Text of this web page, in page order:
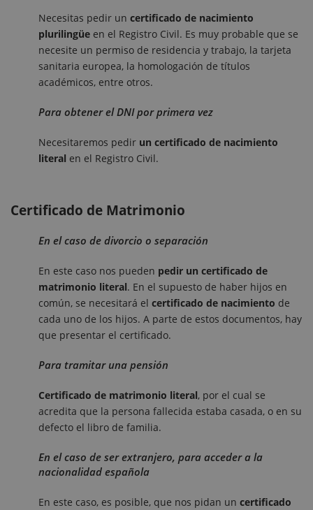
Necesitas pedir un certificado de nacimiento
plurilingüe en el Registro Civil. Es muy probable que se
necesite un permiso de residencia y trabajo, la tarjeta
sanitaria europea, la homologación de títulos
académicos, entre otros.
Para obtener el DNI por primera vez
Necesitaremos pedir un certificado de nacimiento
literal en el Registro Civil.
Certificado de Matrimonio
En el caso de divorcio o separación
En este caso nos pueden pedir un certificado de
matrimonio literal. En el supuesto de haber hijos en
común, se necesitará el certificado de nacimiento de
cada uno de los hijos. A parte de estos documentos, hay
que presentar el certificado.
Para tramitar una pensión
Certificado de matrimonio literal, por el cual se
acredita que la persona fallecida estaba casada, o en su
defecto el libro de familia.
En el caso de ser extranjero, para acceder a la
nacionalidad española
En este caso, es posible, que nos pidan un certificado